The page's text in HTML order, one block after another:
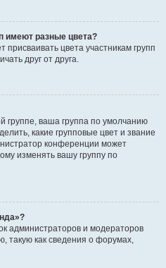
имеют разные цвета?
цвета участникам групп
друг от друга.
группе, ваша группа по умолчанию
какие групповые цвет и звание
конференции может
изменять вашу группу по
администраторов и модераторов
такую как сведения о форумах,